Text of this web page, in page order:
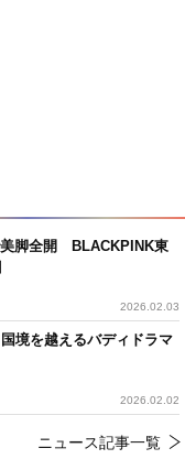
美脚全開 BLACKPINK東
2026.02.03
境を越えるバディドラマ
2026.02.02
ニュース記事一覧